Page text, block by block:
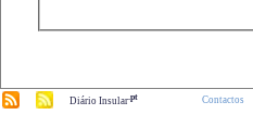
Diário Insular.pt Contactos